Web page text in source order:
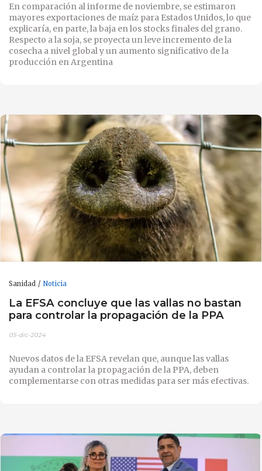
En comparación al informe de noviembre, se estimaron
mayores exportaciones de maíz para Estados Unidos, lo que
explicaría, en parte, la baja en los stocks finales del grano.
Respecto a la soja, se proyecta un leve incremento de la
cosecha a nivel global y un aumento significativo de la
producción en Argentina
Sanidad Noticia
La EFSA concluye que las vallas no bastan
para controlar la propagación de la PPA
05-dic-2024
Nuevos datos de la EFSA revelan que, aunque las vallas
ayudan a controlar la propagación de la PPA, deben
complementarse con otras medidas para ser más efectivas.